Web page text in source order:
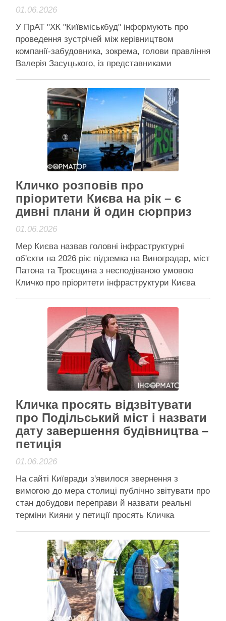
01.06.2026
У ПрАТ "ХК "Київміськбуд" інформують про
проведення зустрічей між керівництвом
компанії-забудовника, зокрема, голови правління
Валерія Засуцького, із представниками
"Отрада", ЖК "Академ Парк" і "Злагода" – роботи
по усім трьом перебувають у різних стадіях У
ПрАТ “ХК “Київміськбуд” інформують про
проведення зустрічей між керівництвом …
Читати далі
Активісти району
Кличко розповів про
пріоритети Києва на рік – є
дивні плани й один сюрприз
01.06.2026
Мер Києва назвав головні інфраструктурні
об'єкти на 2026 рік: підземка на Виноградар, міст
Патона та Троєщина з несподіваною умовою
Кличко про пріоритети інфраструктури Києва
й реалізація Плану стійкості Міський голова
Києва Віталій Кличко назвав головні
інфраструктурні об’єкти столиці, на яких місто
зосередиться цього року. …
Читати далі
Активісти району
Кличка просять відзвітувати
про Подільський міст і назвати
дату завершення будівництва –
петиція
01.06.2026
На сайті Київради з'явилося звернення з
вимогою до мера столиці публічно звітувати про
стан добудови переправи й назвати реальні
терміни Кияни у петиції просять Кличка
вимагають від міського голови Віталія Кличка
публічного звіту про хід будівництва Подільсько-
Воскресенського мостового переходу та чіткої
відповіді – коли об’єкт …
Читати далі
Активісти району